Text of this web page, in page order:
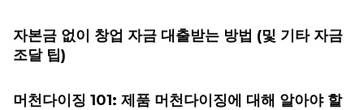
자본금 없이 창업 자금 대출받는 방법 (및 기타 자금
조달 팁)
머천다이징 101: 제품 머천다이징에 대해 알아야 할